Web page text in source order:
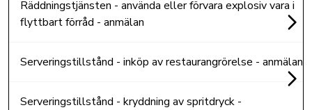
Räddningstjänsten - använda eller förvara explosiv vara i
flyttbart förråd - anmälan
Serveringstillstånd - inköp av restaurangrörelse - anmälan
Serveringstillstånd - kryddning av spritdryck -